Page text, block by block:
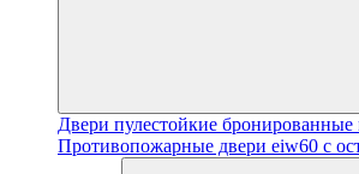
Двери пулестойкие
Противопожарные двери eiw60 с